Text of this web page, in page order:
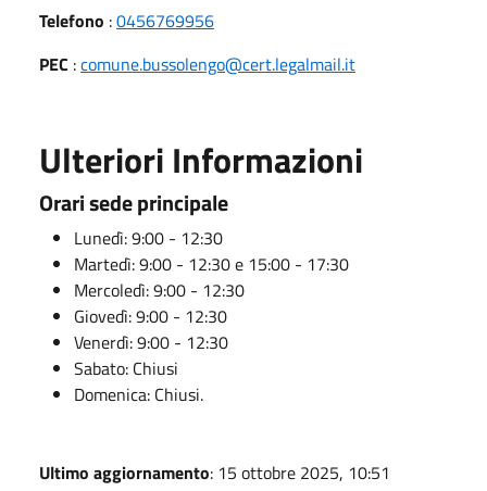
Telefono :0456769956
PEC :comune.bussolengo@cert.legalmail.it
Ulteriori Informazioni
Orari sede principale
Lunedì: 9:00 - 12:30
Martedì: 9:00 - 12:30 e 15:00 - 17:30
Mercoledì: 9:00 - 12:30
Giovedì: 9:00 - 12:30
Venerdì: 9:00 - 12:30
Sabato: Chiusi
Domenica: Chiusi.
Ultimo aggiornamento: 15 ottobre 2025, 10:51